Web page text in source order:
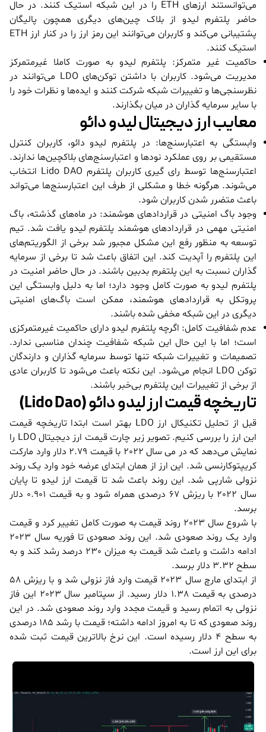
می‌توانستند ارزهای ETH را در این شبکه استیک کنند. در حال
حاضر پلتفرم لیدو از بلاک چین‌های دیگری همچون پالیگان
پشتیبانی می‌کند و کاربران می‌توانند این رمز ارز را در کنار ارز ETH
استیک کنند.
حاکمیت غیر متمرکز: پلتفرم لیدو به صورت کاملا غیرمتمرکز
مدیریت می‌شود. کاربران با داشتن توکن‌های LDO می‌توانند در
نظرسنجی‌ها و تغییرات شبکه شرکت کنند و ایده‌ها و نظرات خود را
با سایر سرمایه گذاران در میان بگذارند.
معایب ارز دیجیتال لیدو دائو
وابستگی به اعتبارسنج‌ها: در پلتفرم لیدو دائو، کاربران کنترل
مستقیمی بر روی عملکرد نودها و اعتبارسنج‌های بلاکچین‌ها ندارند.
اعتبارسنج‌ها توسط رای گیری کاربران پلتفرم Lido DAO انتخاب
می‌شوند. هرگونه خطا و مشکلی از طرف این اعتبارسنج‌ها می‌تواند
باعث متضرر شدن کاربران شود.
وجود باگ امنیتی در قراردادهای هوشمند: در ماه‌های گذشته، باگ
امنیتی مهمی در قراردادهای هوشمند پلتفرم لیدو یافت شد. تیم
توسعه به منظور رفع این مشکل مجبور شد برخی از الگوریتم‌های
این پلتفرم را آپدیت کند. این اتفاق باعث شد تا برخی از سرمایه
گذاران نسبت به این پلتفرم بدبین باشند. در حال حاضر امنیت در
پلتفرم لیدو به صورت کامل وجود دارد؛ اما به دلیل وابستگی این
پروتکل به قراردادهای هوشمند، ممکن است باگ‌های امنیتی
دیگری در این شبکه مخفی شده باشند.
عدم شفافیت کامل: اگرچه پلتفرم لیدو دارای حاکمیت غیرمتمرکزی
است؛ اما با این حال این شبکه شفافیت چندان مناسبی ندارد.
تصمیمات و تغییرات شبکه تنها توسط سرمایه گذاران و دارندگان
توکن LDO انجام می‌شود. این نکته باعث می‌شود تا کاربران عادی
از برخی از تغییرات این پلتفرم بی‌خبر باشند.
تاریخچه قیمت ارز لیدو دائو (Lido Dao)
قبل از تحلیل تکنیکال ارز LDO بهتر است ابتدا تاریخچه قیمت
این ارز را بررسی کنیم. تصویر زیر چارت قیمت ارز دیجیتال LDO را
نمایش می‌دهد که در می سال 2022 با قیمت 2.79 دلار وارد مارکت
کریپتوکارنسی شد. این ارز از همان ابتدای عرضه خود وارد یک روند
نزولی شارپی شد. این روند باعث شد تا قیمت ارز لیدو تا پایان
سال 2022 با ریزش 67 درصدی همراه شود و به قیمت 0.901 دلار
برسد.
با شروع سال 2023 روند قیمت به صورت کامل تغییر کرد و قیمت
وارد یک روند صعودی شد. این روند صعودی تا فوریه سال 2023
ادامه داشت و باعث شد قیمت به میزان 230 درصد رشد کند و به
سطح 3.32 دلار برسد.
از ابتدای مارچ سال 2023 قیمت وارد فاز نزولی شد و با ریزش 58
درصدی به قیمت 1.38 دلار رسید. از سپتامبر سال 2023 این فاز
نزولی به اتمام رسید و قیمت مجدد وارد روند صعودی شد. در این
روند صعودی که تا به امروز ادامه داشته؛ قیمت با رشد 185 درصدی
به سطح 4 دلار رسیده است. این نرخ بالاترین قیمت ثبت شده
برای این ارز است.